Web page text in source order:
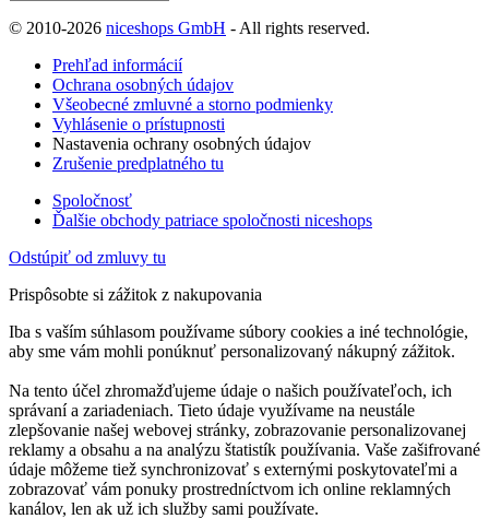
© 2010-2026 niceshops GmbH - All rights reserved.
Prehľad informácií
Ochrana osobných údajov
Všeobecné zmluvné a storno podmienky
Vyhlásenie o prístupnosti
Nastavenia ochrany osobných údajov
Zrušenie predplatného tu
Spoločnosť
Ďalšie obchody patriace spoločnosti niceshops
Odstúpiť od zmluvy tu
Prispôsobte si zážitok z nakupovania
Iba s vaším súhlasom používame súbory cookies a iné technológie,
aby sme vám mohli ponúknuť personalizovaný nákupný zážitok.
Na tento účel zhromažďujeme údaje o našich používateľoch, ich
správaní a zariadeniach. Tieto údaje využívame na neustále
zlepšovanie našej webovej stránky, zobrazovanie personalizovanej
reklamy a obsahu a na analýzu štatistík používania. Vaše zašifrované
údaje môžeme tiež synchronizovať s externými poskytovateľmi a
zobrazovať vám ponuky prostredníctvom ich online reklamných
kanálov, len ak už ich služby sami používate.